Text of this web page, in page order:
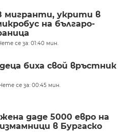
мигранти, укрити в
на българо-
се за: 01:40 мин.
биха свой връстник
се за: 00:45 мин.
даде 5000 евро на
в Бургаско